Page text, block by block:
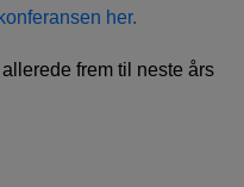
her.
frem til neste års